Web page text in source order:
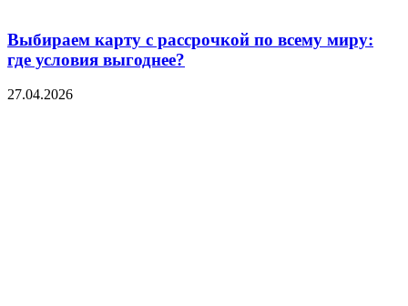
Выбираем карту с рассрочкой по всему миру:
где условия выгоднее?
27.04.2026